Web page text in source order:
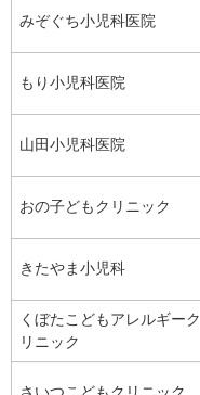
みぞぐち小児科医院
もり小児科医院
山田小児科医院
おの子どもクリニック
きたやま小児科
くぼたこどもアレルギーク
リニック